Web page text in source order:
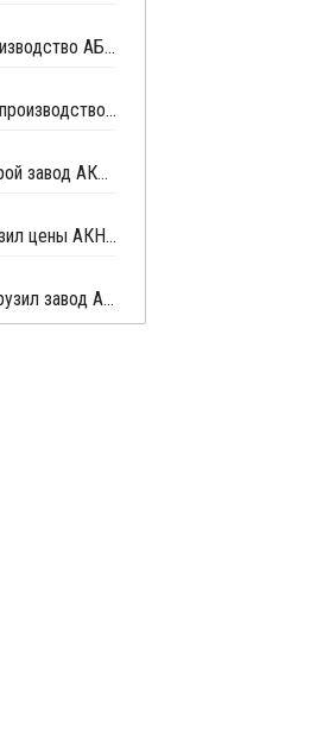
PetroChina Daqing возобновила производство АБС в Китае
Zhangzhou Chimei запустила новое производство ПС в Китае
Shanghai Secco перезапустила второй завод АКН в Шанхае
Shanghai Secco в конце апреля снизил цены АКН в Китае на CNY100 за тонну
Shanghai Secco в конце апреля загрузил завод АКН в Шанхае на уровне 50%